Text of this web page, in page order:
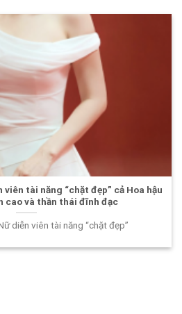
viên tài năng “chặt đẹp” cả Hoa hậu
cao và thần thái đĩnh đạc
diễn viên tài năng “chặt đẹp”